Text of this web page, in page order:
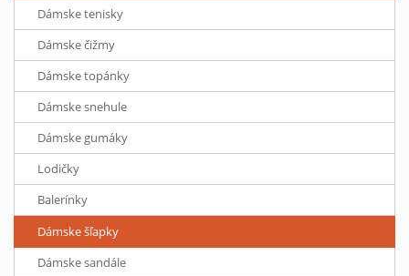
Dámske tenisky
Dámske čižmy
Dámske topánky
Dámske snehule
Dámske gumáky
Lodičky
Balerínky
Dámske šľapky
Dámske sandále